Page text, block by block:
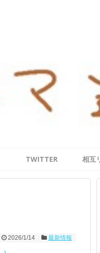
TWITTER 相互
2026/1/14 最新情報